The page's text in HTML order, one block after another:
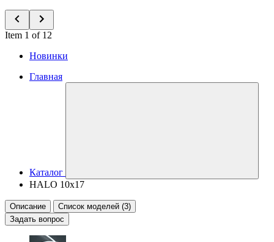
Item 1 of 12
Новинки
Главная
Каталог
HALO 10x17
Описание
Список моделей (3)
Задать вопрос